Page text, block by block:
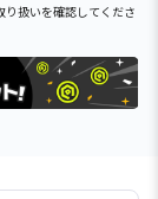
扱いを確認してくださ